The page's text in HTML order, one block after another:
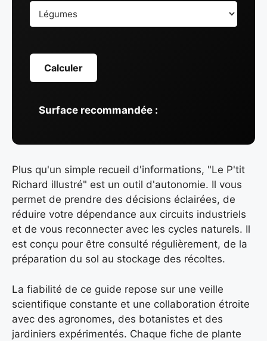
Calculer
Surface recommandée :
Plus qu'un simple recueil d'informations, "Le P'tit
Richard illustré" est un outil d'autonomie. Il vous
permet de prendre des décisions éclairées, de
réduire votre dépendance aux circuits industriels
et de vous reconnecter avec les cycles naturels. Il
est conçu pour être consulté régulièrement, de la
préparation du sol au stockage des récoltes.
La fiabilité de ce guide repose sur une veille
scientifique constante et une collaboration étroite
avec des agronomes, des botanistes et des
jardiniers expérimentés. Chaque fiche de plante